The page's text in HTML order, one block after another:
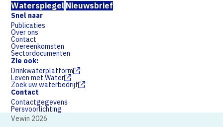
Waterspiegel Nieuwsbrief
Snel naar
Publicaties
Over ons
Contact
Overeenkomsten
Sectordocumenten
Zie ook:
Drinkwaterplatform
Leven met Water
Zoek uw waterbedrijf
Contact
Contactgegevens
Persvoorlichting
Vewin 2026